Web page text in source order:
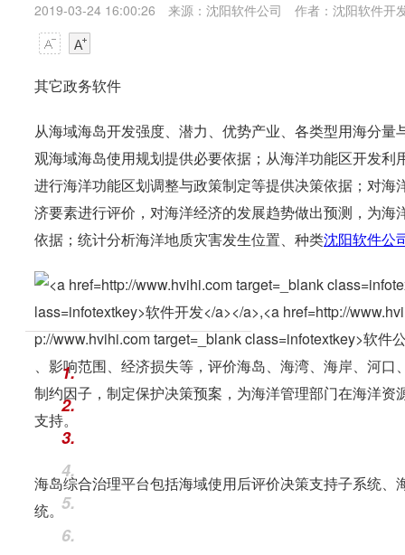
2019-03-24 16:00:26 来源：沈阳软件公司 作者：沈阳软件开
其它政务软件
从海域海岛开发强度、潜力、优势产业、各类型用海分
观海域海岛使用规划提供必要依据；从海洋功能区开发
进行海洋功能区划调整与政策制定等提供决策依据；对
济要素进行评价，对海洋经济的发展趋势做出预测，为
依据；统计分析海洋地质灾害发生位置、种类沈阳软件公
、影响范围、经济损失等，评价海岛、海湾、海岸、河
制约因子，制定保护决策预案，为海洋管理部门在海洋
支持。
海岛综合治理平台包括海域使用后评价决策支持子系统
统。
1.
2.
3.
4.
5.
6.